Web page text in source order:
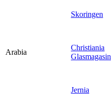
Skoringen
Arabia
Christiania
Glasmagasin
Jernia